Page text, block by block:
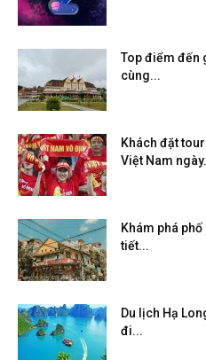
Top điểm đến
cùng...
Khách đặt
Việt Nam
Khám phá
tiết...
Du lịch Hạ
đi...